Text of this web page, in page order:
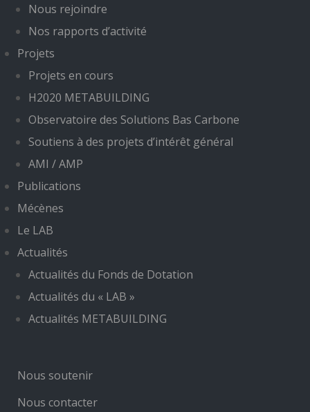
Nous rejoindre
Nos rapports d’activité
Projets
Projets en cours
H2020 METABUILDING
Observatoire des Solutions Bas Carbone
Soutiens à des projets d’intérêt général
AMI / AMP
Publications
Mécènes
Le LAB
Actualités
Actualités du Fonds de Dotation
Actualités du « LAB »
Actualités METABUILDING
Nous soutenir
Nous contacter